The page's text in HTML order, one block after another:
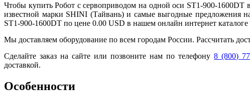
Чтобы купить Робот с сервоприводом на одной оси ST1-900-1600DT
известной марки SHINI (Тайвань) и самые выгодные предложения
ST1-900-1600DT по цене 0.00 USD в нашем онлайн интернет
Мы доставляем оборудование по всем городам России. Рассчитать
Сделайте заказ на сайте или позвоните нам по телефону8 (800)
доставкой.
Особенности